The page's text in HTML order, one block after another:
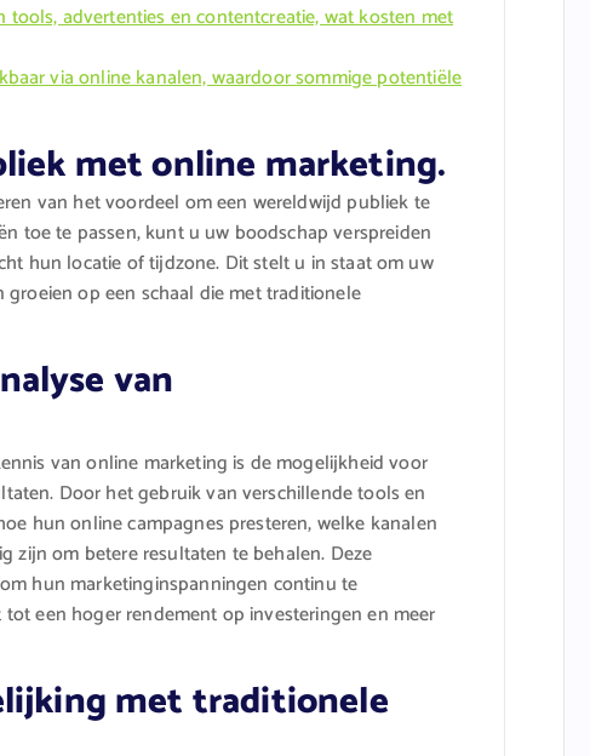
advertenties en contentcreatie, wat kosten met
via online kanalen, waardoor sommige potentiële
met online marketing.
van het voordeel om een wereldwijd publiek te
toe te passen, kunt u uw boodschap verspreiden
hun locatie of tijdzone. Dit stelt u in staat om uw
op een schaal die met traditionele
van
van online marketing is de mogelijkheid voor
Door het gebruik van verschillende tools en
hun online campagnes presteren, welke kanalen
zijn om betere resultaten te behalen. Deze
hun marketinginspanningen continu te
een hoger rendement op investeringen en meer
met traditionele